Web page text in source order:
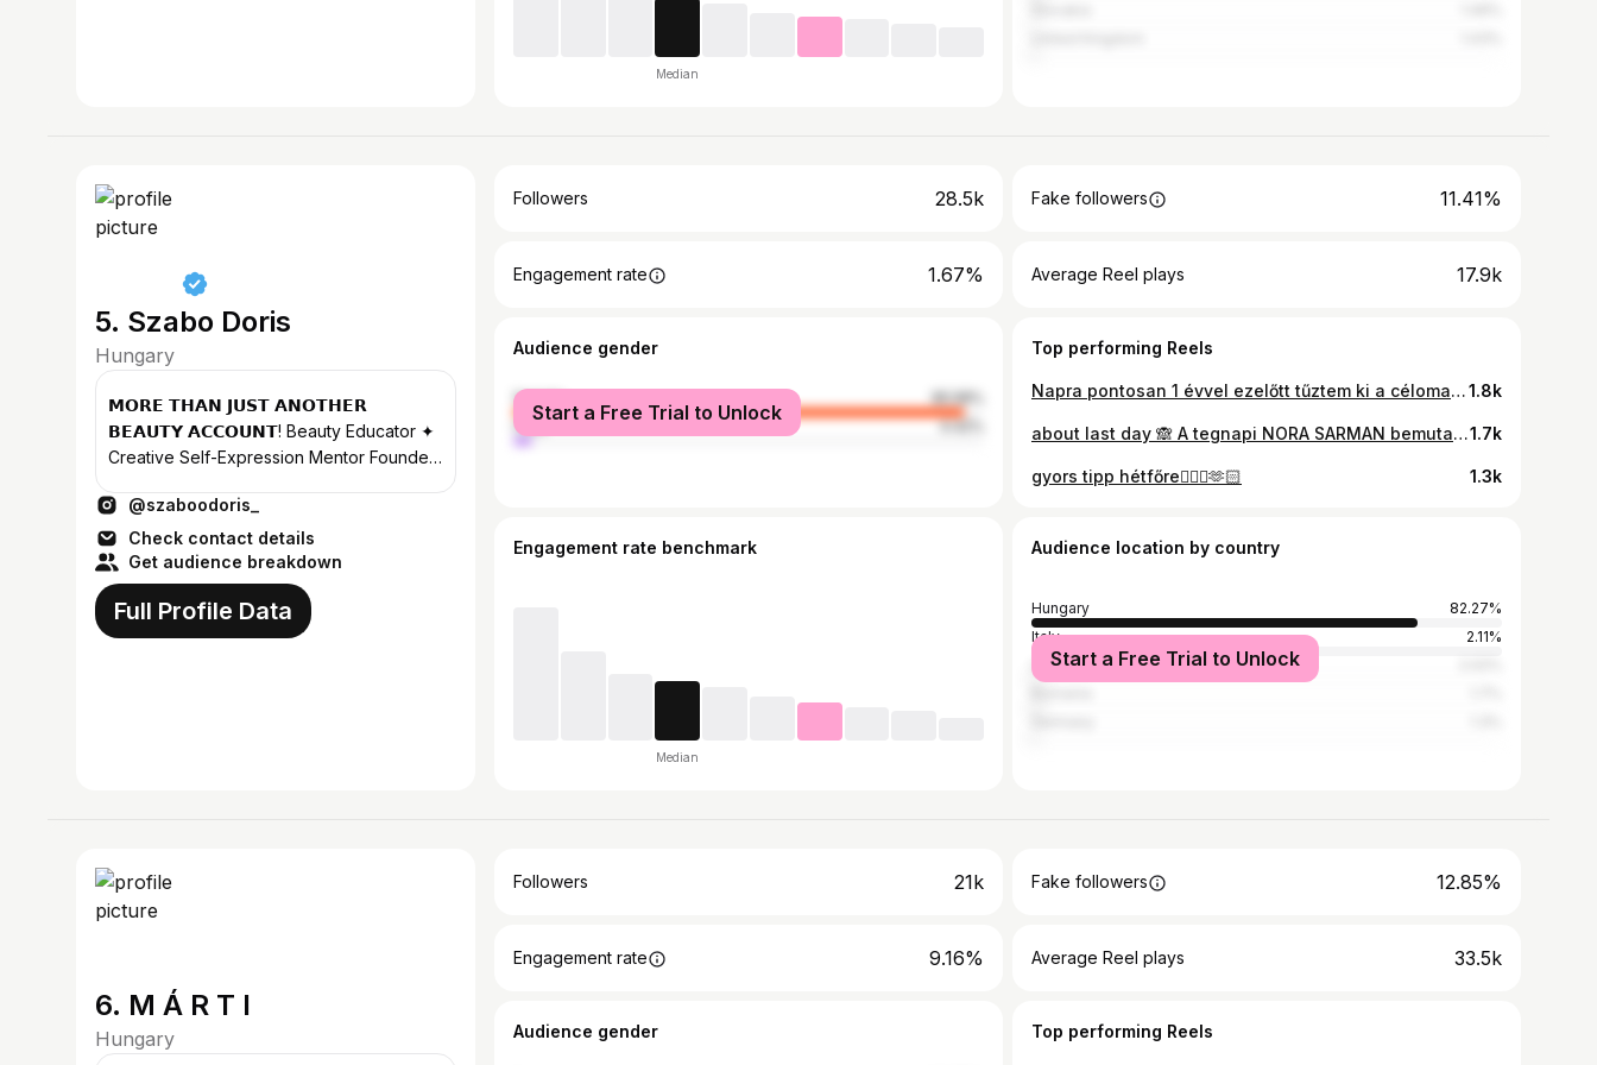
Median
5. Szabo Doris
Hungary
𝗠𝗢𝗥𝗘 𝗧𝗛𝗔𝗡 𝗝𝗨𝗦𝗧 𝗔𝗡𝗢𝗧𝗛𝗘𝗥
𝗕𝗘𝗔𝗨𝗧𝗬 𝗔𝗖𝗖𝗢𝗨𝗡𝗧! Beauty Educator ✦
Creative Self-Expression Mentor Founder
roster mgmt
@szaboodoris_
Check contact details
Get audience breakdown
Full Profile Data
Followers 28.5k Fake followers 11.41%
Engagement rate 1.67% Average Reel plays 17.9k
Audience gender
female
95.58%
male
4.42%
Start a Free Trial to Unlock
Top performing Reels
Napra pontosan 1 évvel ezelőtt tűztem ki a célomat, hogy a 40. szülinapomra testileg, lelkileg és mentálisan is szintet lépek. Nem mondom, hogy biztos voltam abban, hogy tényleg kitartok az elhatározásom mellett, de kellő motivációk mellett egyelőre nem adtam fel.🫶🏻☀️ Kitartást kívánok, ha te is benne vagy egy folyamatban, vagy ha most kezdted, azoknak pedig egy nagy hajrá, akik éppen gondolkodnak rajta! 🥹♥️1.8k
about last day 🙈 A tegnapi NORA SARMAN bemutató után rengeteg gondolat kavargott bennem. Egyrészt mindig mélyen megtisztelő, ha valaki múzsaként tekint rám, másrészt még most is kicsit hihetetlen érzés. Azt hiszem, minden nő hordoz magában egy titkos gyermekkori vágyat, hogy egyszer hercegnő, modell, vagy épp gyönyörű menyasszony legyen. Nekem mindhárom egyetlen nap alatt vált valóra. Őszintén mondom, felejthetetlen élmény marad még úgyis, hogy elképesztően izgultam. Az esemény minden részletében fantasztikus volt. A szervezés, a gondoskodás, a figyelem, amiben részesültünk. Jó érzés volt látni, hogy mindenki azért dolgozott, hogy az a néhány perc az estében tökéletes legyen és Nóra vendégei jól érezzék magukat. Az új kollekciót az Üvöltő Szelek című film inspirálta. Azért néha sajnálom, hogy már nem járunk ilyen ruhákban. És ha megengeditek, talán egy kicsit okolom is ezt az „evolúciót” azért, hogy a nőiesség milyen könnyen elhalványulhat, ha nem figyelünk oda rá tudatosan. És a Lányok! Ezek a szép Lányok/Nők… Olyan összetartás, egymás segítése. Sokat tanultam tőlük erről a szakmáról. Hálás vagyok, hogy részese lehettem ennek az eseménynek. A lélegzetelállító ruha @norasarman Fejdísz @vecseimillinery Helyszín: @villafontaine Szervezés: @bridalfashionshow.bp Content: @bforever_weddingcontent @thepausecontent @bcefw1.7k
gyors tipp hétfőre🙋🏼‍♀️🫶🏻 1.3k
Engagement rate benchmark
Median
Audience location by country
Hungary
82.27%
Italy
2.11%
United Kingdom
Start a Free Trial to Unlock
6. M Á R T I
Hungary
Followers 21k Fake followers 12.85%
Engagement rate 9.16% Average Reel plays 33.5k
Audience gender Top performing Reels